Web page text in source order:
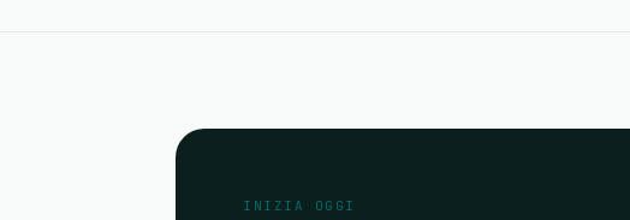
INIZIA OGGI